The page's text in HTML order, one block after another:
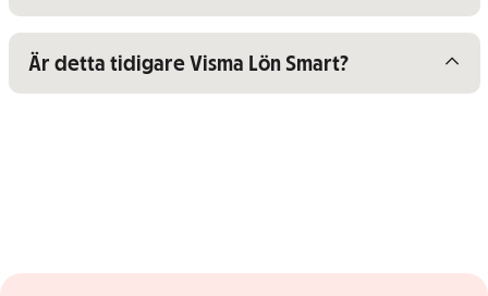
Visa/dölj innehåll för
Är detta tidigare Visma Lön Smart?